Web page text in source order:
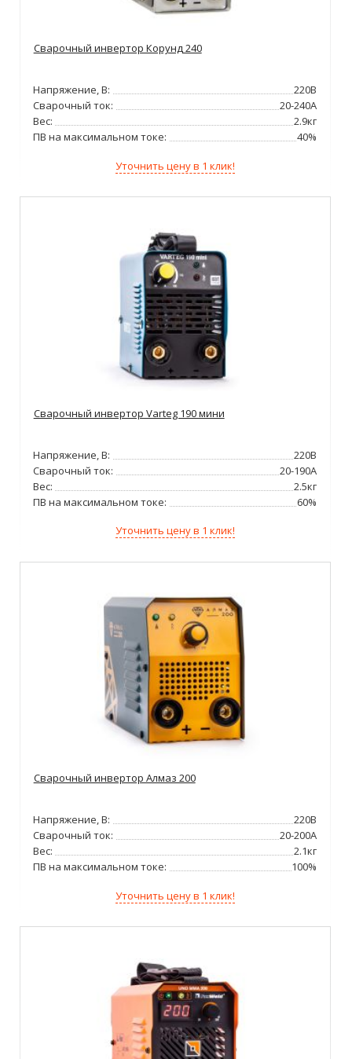
Сварочный инвертор Корунд 240
Напряжение, В:
220В
Сварочный ток:
20-240А
Вес:
2.9кг
ПВ на максимальном токе:
40%
Уточнить цену в 1 клик!
Сварочный инвертор Varteg 190 мини
Напряжение, В:
220В
Сварочный ток:
20-190А
Вес:
2.5кг
ПВ на максимальном токе:
60%
Уточнить цену в 1 клик!
Сварочный инвертор Алмаз 200
Напряжение, В:
220В
Сварочный ток:
20-200А
Вес:
2.1кг
ПВ на максимальном токе:
100%
Уточнить цену в 1 клик!